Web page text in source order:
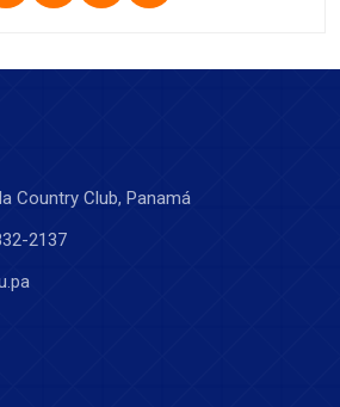
Country Club, Panamá
2137